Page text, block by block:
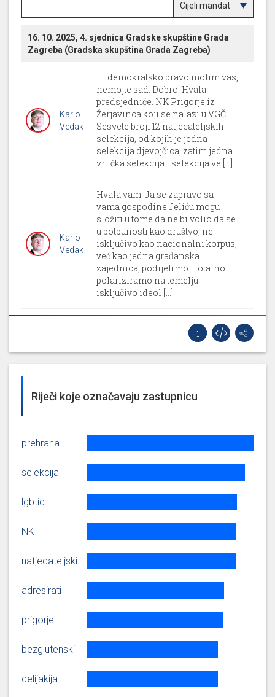
16. 10. 2025, 4. sjednica Gradske skupštine Grada
Zagreba (Gradska skupština Grada Zagreba)
Karlo
Vedak
......demokratsko pravo molim vas,
nemojte sad. Dobro. Hvala
predsjedniče. NK Prigorje iz
Žerjavinca koji se nalazi u VGČ
Sesvete broji 12 natjecateljskih
selekcija, od kojih je jedna
selekcija djevojčica, zatim jedna
vrtićka selekcija i selekcija ve [...]
Karlo
Vedak
Hvala vam. Ja se zapravo sa
vama gospodine Jeliću mogu
složiti u tome da ne bi volio da se
u potpunosti kao društvo, ne
isključivo kao nacionalni korpus,
već kao jedna građanska
zajednica, podijelimo i totalno
polariziramo na temelju
isključivo ideol [...]
Ok. Evo onda se ispričavam. I
tražio bih samo pismeni odgovor.
Tako je. Hvala zamjenici Dolenec
odgovoru. Ono što bi mene još
možda dodatno zanimalo u vezi
toga je li vaš neki dugoročni plan
za r [...]
Hvala predsjedniče. Dobar dan
svima. Svoje pitanje postavljam
gospodinu Tomaševiću iako je
specifičnim potrebama u
gradskim vrtićima i školama.
11. 9. 2025, 3. sjednica Gradske skupštine Grada
Zagreba (Gradska skupština Grada Zagreba)
Hvala. Hvala vam kolega što ste
Riječi koje označavaju zastupnicu
prehrana
selekcija
lgbtiq
NK
natjecateljski
adresirati
prigorje
bezglutenski
celijakija